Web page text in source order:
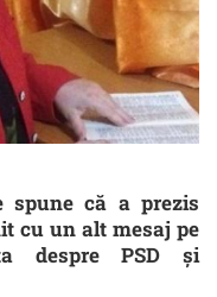
spune că a prezis
cu un alt mesaj pe
despre PSD și